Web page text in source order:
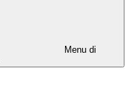
Menu di